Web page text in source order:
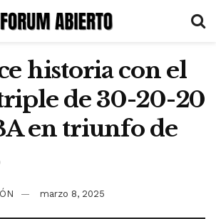
historia con el
de 30-20-20
en triunfo de
marzo 8, 2025